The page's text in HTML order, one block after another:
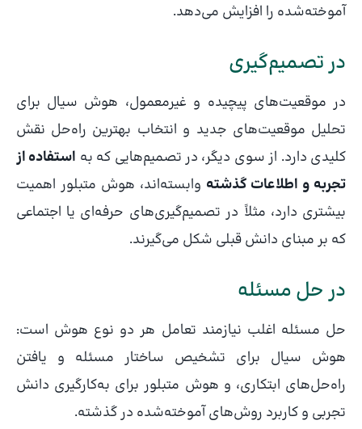
آموخته‌شده را افزایش می‌دهد.
در تصمیم‌گیری
در موقعیت‌های پیچیده و غیرمعمول، هوش سیال برای
تحلیل موقعیت‌های جدید و انتخاب بهترین راه‌حل نقش
کلیدی دارد. از سوی دیگر، در تصمیم‌هایی که به استفاده از
تجربه و اطلاعات گذشته وابسته‌اند، هوش متبلور اهمیت
بیشتری دارد، مثلاً در تصمیم‌گیری‌های حرفه‌ای یا اجتماعی
که بر مبنای دانش قبلی شکل می‌گیرند.
در حل مسئله
حل مسئله اغلب نیازمند تعامل هر دو نوع هوش است:
هوش سیال برای تشخیص ساختار مسئله و یافتن
راه‌حل‌های ابتکاری، و هوش متبلور برای به‌کارگیری دانش
تجربی و کاربرد روش‌های آموخته‌شده در گذشته.